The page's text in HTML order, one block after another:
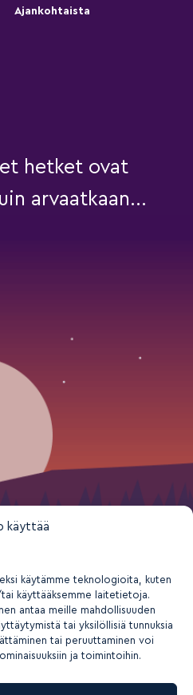
käyttää
käytämme teknologioita, kuten
käyttääksemme laitetietoja.
antaa meille mahdollisuuden
tai yksilöllisiä tunnuksia
tai peruuttaminen voi
ja toimintoihin.
Ajankohtaista
hetket ovat
arvaatkaan...